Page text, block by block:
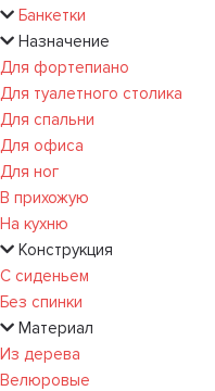
Банкетки
Назначение
Для фортепиано
Для туалетного столика
Для спальни
Для офиса
Для ног
В прихожую
На кухню
Конструкция
С сиденьем
Без спинки
Материал
Из дерева
Велюровые